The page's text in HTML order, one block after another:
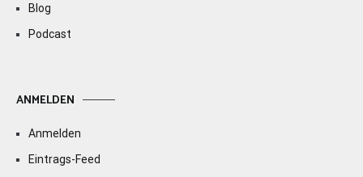
Blog
Podcast
ANMELDEN
Anmelden
Eintrags-Feed